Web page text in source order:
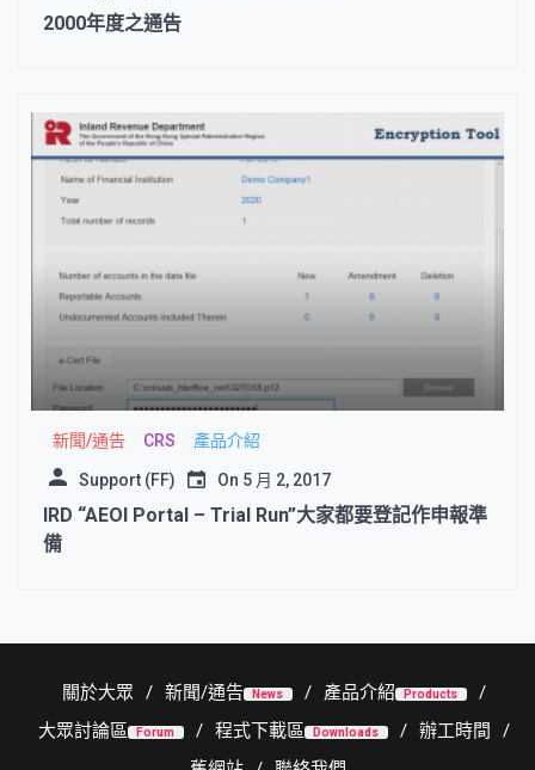
2000年度之通告
新聞/通告 CRS 產品介紹
Support (FF) On 5 月 2, 2017
IRD “AEOI Portal – Trial Run”大家都要登記作申報準
備
關於大眾 新聞/通告 News 產品介紹 Products
大眾討論區 Forum 程式下載區 Downloads
辦工時間